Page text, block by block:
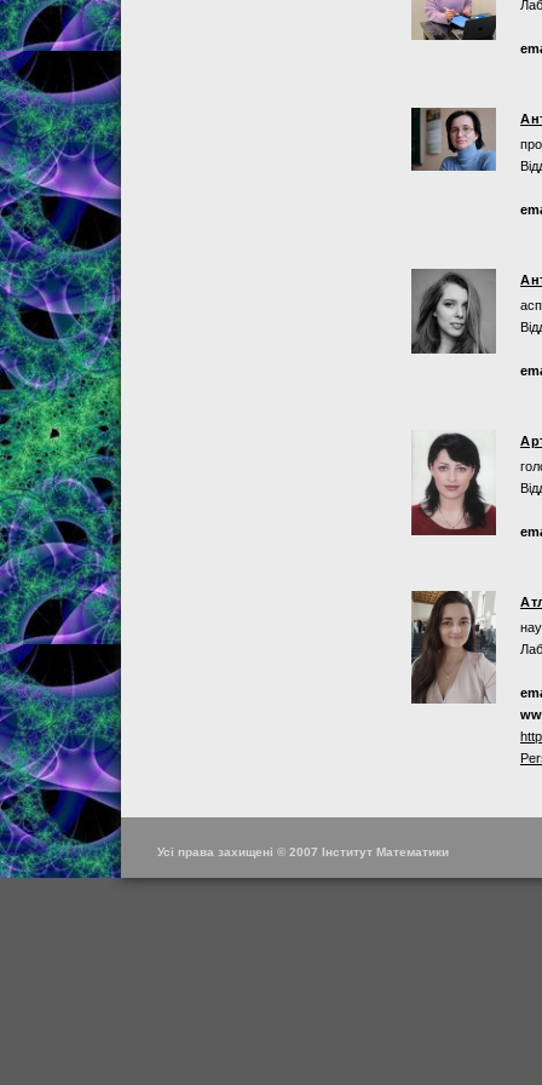
Усі права захищені © 2007 Інститут Математики